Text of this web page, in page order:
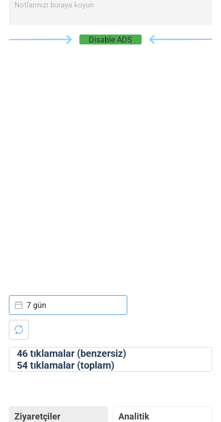
Notlarınızı buraya koyun
Disable ADS
46tıklamalar (benzersiz)
54tıklamalar (toplam)
7 gün
Ziyaretçiler Analitik